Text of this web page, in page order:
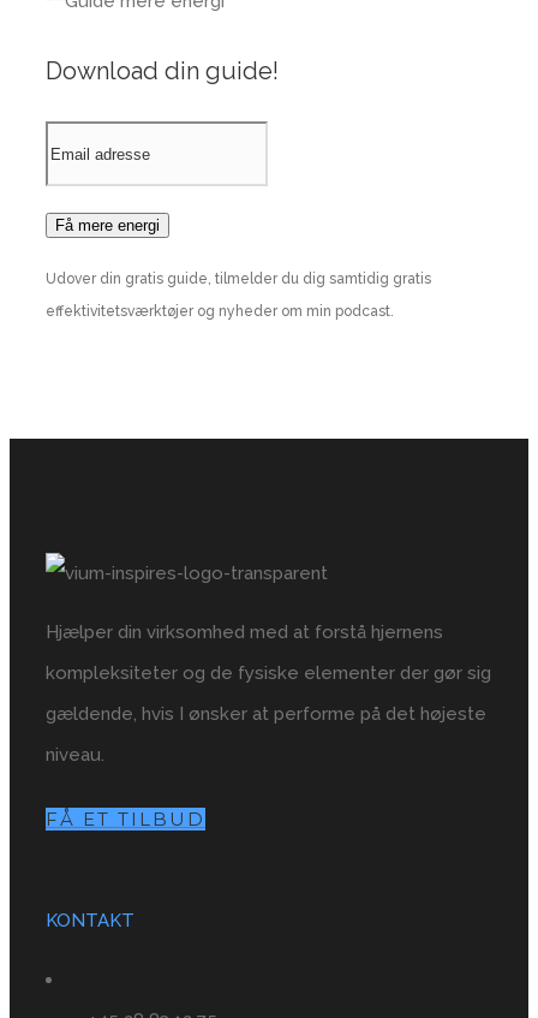
Download din guide!
Udover din gratis guide, tilmelder du dig samtidig gratis
effektivitetsværktøjer og nyheder om min podcast.
Hjælper din virksomhed med at forstå hjernens
kompleksiteter og de fysiske elementer der gør sig
gældende, hvis I ønsker at performe på det højeste
niveau.
FÅ ET TILBUD
KONTAKT